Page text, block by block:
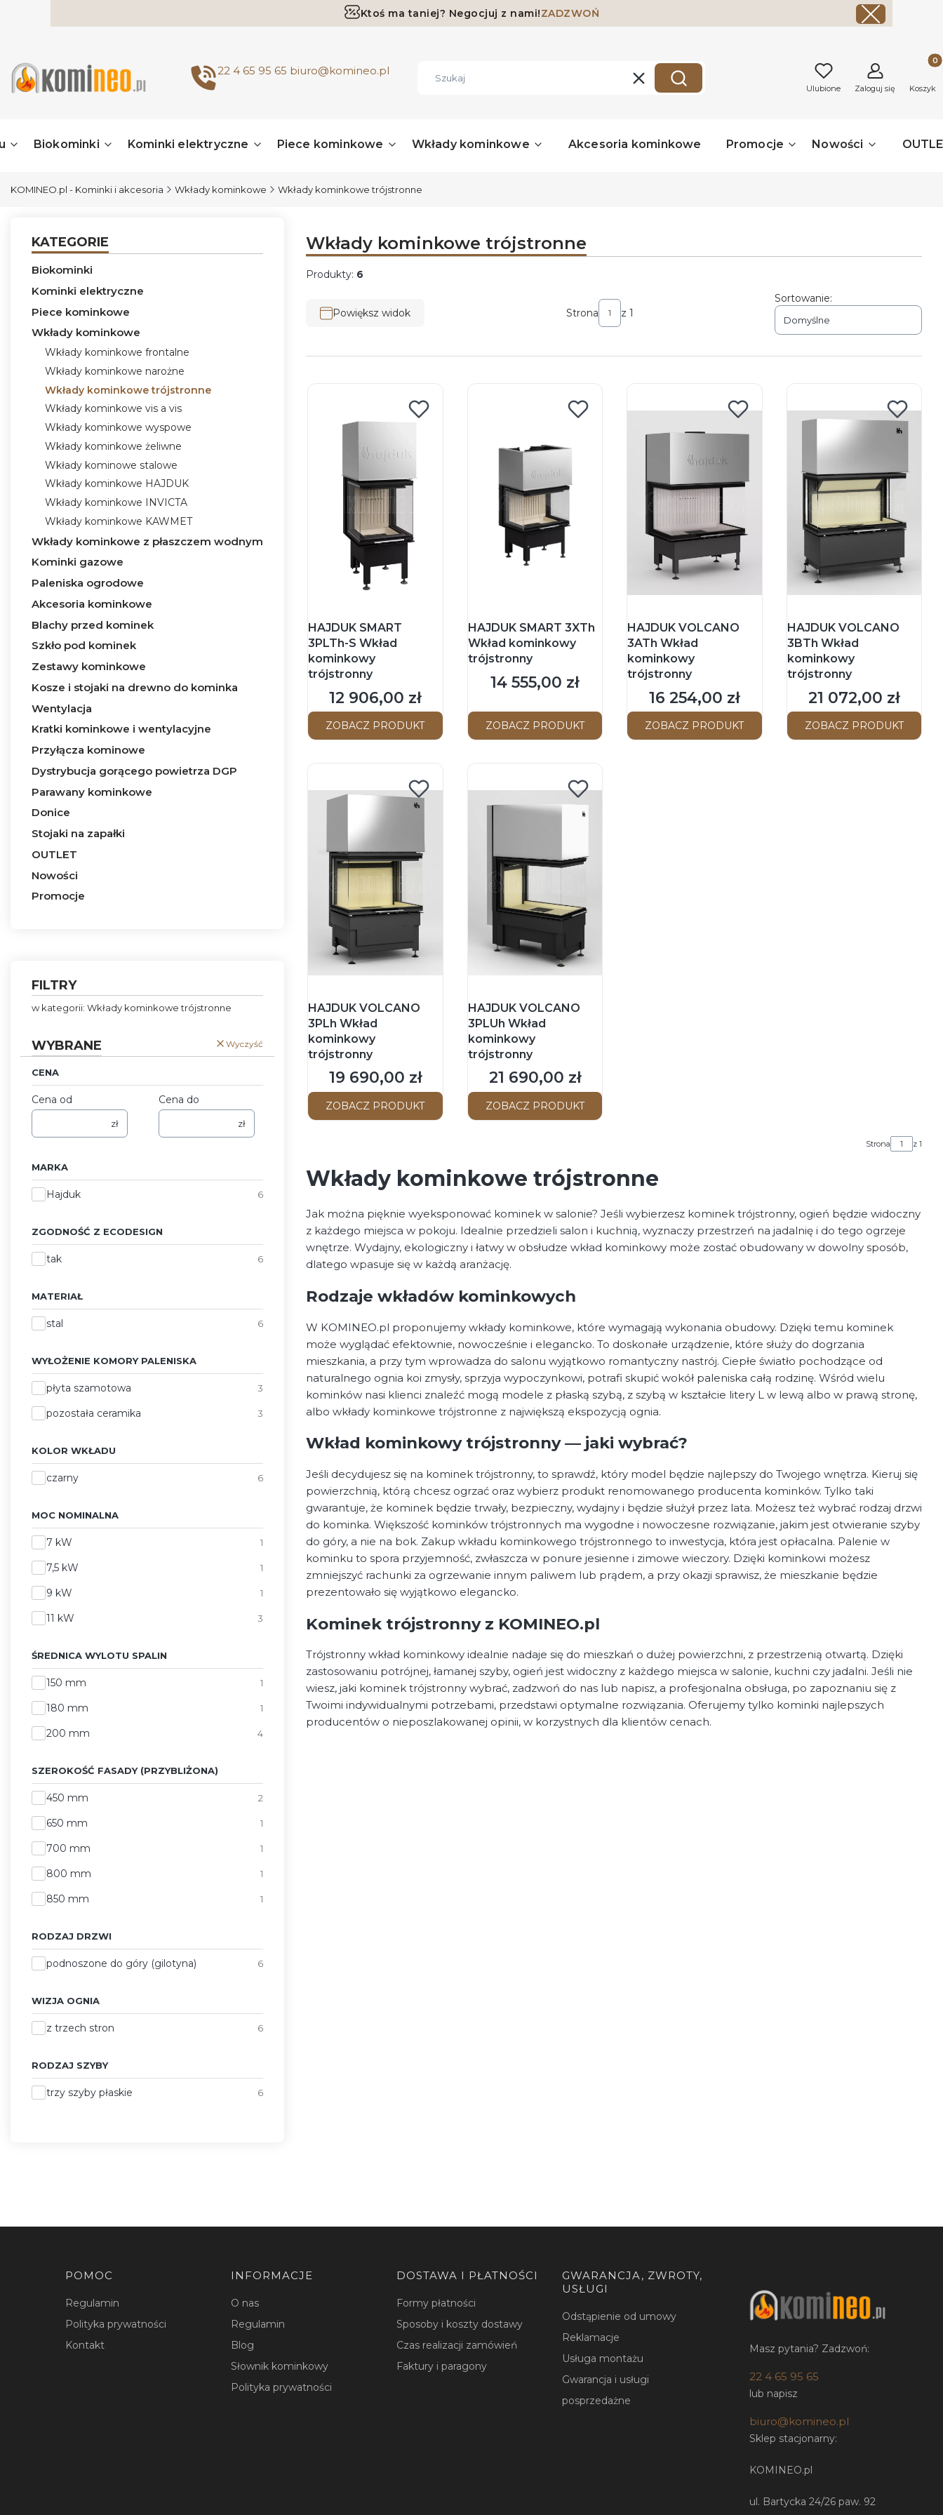
Ktoś ma taniej? Negocjuj z nami!ZADZWOŃ
22 4 65 95 65 biuro@komineo.pl
WyczyśćSzukaj Ulubione Zaloguj się Koszyk
Biokominki Kominki elektryczne Piece kominkowe Wkłady kominkowe Akcesoria kominkowe Promocje Nowości
KOMINEO.pl - Kominki i akcesoria Wkłady kominkowe Wkłady kominkowe trójstronne
KATEGORIE
Biokominki
Kominki elektryczne
Piece kominkowe
Wkłady kominkowe
Wkłady kominkowe frontalne
Wkłady kominkowe narożne
Wkłady kominkowe trójstronne
Wkłady kominkowe vis a vis
Wkłady kominkowe wyspowe
Wkłady kominkowe żeliwne
Wkłady kominowe stalowe
Wkłady kominkowe HAJDUK
Wkłady kominkowe INVICTA
Wkłady kominkowe KAWMET
Wkłady kominkowe z płaszczem wodnym
Kominki gazowe
Paleniska ogrodowe
Akcesoria kominkowe
Blachy przed kominek
Szkło pod kominek
Zestawy kominkowe
Kosze i stojaki na drewno do kominka
Wentylacja
Kratki kominkowe i wentylacyjne
Przyłącza kominowe
Dystrybucja gorącego powietrza DGP
Parawany kominkowe
Donice
Stojaki na zapałki
OUTLET
Nowości
Promocje
FILTRY
w kategorii: Wkłady kominkowe trójstronne
WYBRANE Wyczyść
CENA
Cena od
zł
Cena do
zł
MARKA
MarkaHajduk 6
ZGODNOŚĆ Z ECODESIGN
Zgodność z EcoDesign
tak 6
MATERIAŁ
Materiał
stal 6
WYŁOŻENIE KOMORY PALENISKA
Wyłożenie komory paleniska
płyta szamotowa 3
pozostała ceramika 3
KOLOR WKŁADU
Kolor wkładu
czarny 6
MOC NOMINALNA
Moc nominalna
7 kW 1
7,5 kW 1
9 kW 1
11 kW 3
ŚREDNICA WYLOTU SPALIN
Średnica wylotu spalin
150 mm 1
180 mm 1
200 mm 4
SZEROKOŚĆ FASADY (PRZYBLIŻONA)
Szerokość fasady (przybliżona)
450 mm 2
650 mm 1
700 mm 1
800 mm 1
850 mm 1
RODZAJ DRZWI
Rodzaj drzwi
podnoszone do góry (gilotyna) 6
WIZJA OGNIA
Wizja ognia
z trzech stron 6
RODZAJ SZYBY
Rodzaj szyby
trzy szyby płaskie 6
Wkłady kominkowe trójstronne
Produkty: 6
Powiększ widok
Sortowanie:
Domyślne
Strona z 1
HAJDUK SMART
3PLTh-S Wkład
kominkowy
trójstronny
Cena
12 906,00 zł
ZOBACZ PRODUKT
HAJDUK SMART 3XTh
Wkład kominkowy
trójstronny
Cena
14 555,00 zł
ZOBACZ PRODUKT
HAJDUK VOLCANO
3ATh Wkład
kominkowy
trójstronny
Cena
16 254,00 zł
ZOBACZ PRODUKT
HAJDUK VOLCANO
3BTh Wkład
kominkowy
trójstronny
Cena
21 072,00 zł
ZOBACZ PRODUKT
HAJDUK VOLCANO
3PLh Wkład
kominkowy
trójstronny
Cena
19 690,00 zł
ZOBACZ PRODUKT
HAJDUK VOLCANO
3PLUh Wkład
kominkowy
trójstronny
Cena
21 690,00 zł
ZOBACZ PRODUKT
Strona z 1
Wkłady kominkowe trójstronne
Jak można pięknie wyeksponować kominek w salonie? Jeśli wybierzesz kominek trójstronny, ogień będzie widoczny
z każdego miejsca w pokoju. Idealnie przedzieli salon i kuchnią, wyznaczy przestrzeń na jadalnię i do tego ogrzeje
wnętrze. Wydajny, ekologiczny i łatwy w obsłudze wkład kominkowy może zostać obudowany w dowolny sposób,
dlatego wpasuje się w każdą aranżację.
Rodzaje wkładów kominkowych
W KOMINEO.pl proponujemy wkłady kominkowe, które wymagają wykonania obudowy. Dzięki temu kominek
może wyglądać efektownie, nowocześnie i elegancko. To doskonałe urządzenie, które służy do dogrzania
mieszkania, a przy tym wprowadza do salonu wyjątkowo romantyczny nastrój. Ciepłe światło pochodzące od
naturalnego ognia koi zmysły, sprzyja wypoczynkowi, potrafi skupić wokół paleniska całą rodzinę. Wśród wielu
kominków nasi klienci znaleźć mogą modele z płaską szybą, z szybą w kształcie litery L w lewą albo w prawą stronę,
albo wkłady kominkowe trójstronne z największą ekspozycją ognia.
Wkład kominkowy trójstronny — jaki wybrać?
Jeśli decydujesz się na kominek trójstronny, to sprawdź, który model będzie najlepszy do Twojego wnętrza. Kieruj się
powierzchnią, którą chcesz ogrzać oraz wybierz produkt renomowanego producenta kominków. Tylko taki
gwarantuje, że kominek będzie trwały, bezpieczny, wydajny i będzie służył przez lata. Możesz też wybrać rodzaj drzwi
do kominka. Większość kominków trójstronnych ma wygodne i nowoczesne rozwiązanie, jakim jest otwieranie szyby
do góry, a nie na bok. Zakup wkładu kominkowego trójstronnego to inwestycja, która jest opłacalna. Palenie w
kominku to spora przyjemność, zwłaszcza w ponure jesienne i zimowe wieczory. Dzięki kominkowi możesz
zmniejszyć rachunki za ogrzewanie innym paliwem lub prądem, a przy okazji sprawisz, że mieszkanie będzie
prezentowało się wyjątkowo elegancko.
Kominek trójstronny z KOMINEO.pl
Trójstronny wkład kominkowy idealnie nadaje się do mieszkań o dużej powierzchni, z przestrzenią otwartą. Dzięki
zastosowaniu potrójnej, łamanej szyby, ogień jest widoczny z każdego miejsca w salonie, kuchni czy jadalni. Jeśli nie
wiesz, jaki kominek trójstronny wybrać, zadzwoń do nas lub napisz, a profesjonalna obsługa, po zapoznaniu się z
Twoimi indywidualnymi potrzebami, przedstawi optymalne rozwiązania. Oferujemy tylko kominki najlepszych
producentów o nieposzlakowanej opinii, w korzystnych dla klientów cenach.
Linki w stopce
POMOC
Regulamin
Polityka prywatności
Kontakt
INFORMACJE
O nas
Regulamin
Blog
Słownik kominkowy
Polityka prywatności
DOSTAWA I PŁATNOŚCI
Formy płatności
Sposoby i koszty dostawy
Czas realizacji zamówień
Faktury i paragony
GWARANCJA, ZWROTY,
USŁUGI
Odstąpienie od umowy
Reklamacje
Usługa montażu
Gwarancja i usługi
posprzedażne
Masz pytania? Zadzwoń:
22 4 65 95 65
lub napisz
biuro@komineo.pl
Sklep stacjonarny:
KOMINEO.pl
ul. Bartycka 24/26 paw. 92